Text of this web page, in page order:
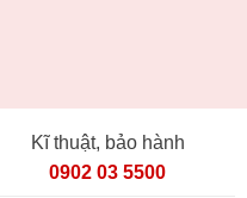
Kĩ thuật, bảo hành
0902 03 5500